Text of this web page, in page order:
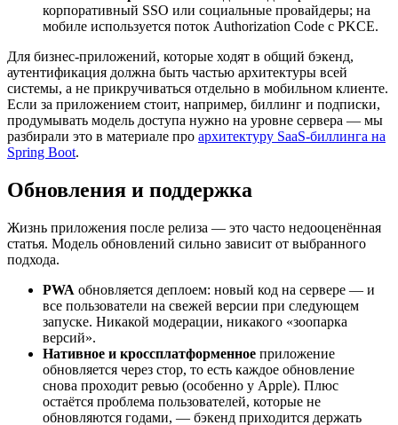
корпоративный SSO или социальные провайдеры; на
мобиле используется поток Authorization Code с PKCE.
Для бизнес-приложений, которые ходят в общий бэкенд,
аутентификация должна быть частью архитектуры всей
системы, а не прикручиваться отдельно в мобильном клиенте.
Если за приложением стоит, например, биллинг и подписки,
продумывать модель доступа нужно на уровне сервера — мы
разбирали это в материале про архитектуру SaaS-биллинга на
Spring Boot.
Обновления и поддержка
Жизнь приложения после релиза — это часто недооценённая
статья. Модель обновлений сильно зависит от выбранного
подхода.
PWA обновляется деплоем: новый код на сервере — и
все пользователи на свежей версии при следующем
запуске. Никакой модерации, никакого «зоопарка
версий».
Нативное и кроссплатформенное приложение
обновляется через стор, то есть каждое обновление
снова проходит ревью (особенно у Apple). Плюс
остаётся проблема пользователей, которые не
обновляются годами, — бэкенд приходится держать